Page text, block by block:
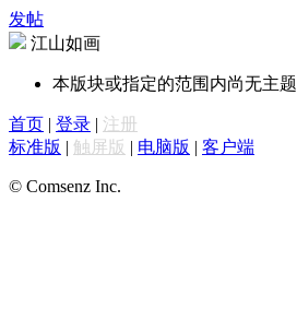
发帖
江山如画
本版块或指定的范围内尚无主题
首页 | 登录 | 注册
标准版 | 触屏版 | 电脑版 | 客户端
© Comsenz Inc.